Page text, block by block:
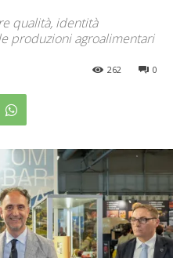
qualità, identità
produzioni agroalimentari
0
262